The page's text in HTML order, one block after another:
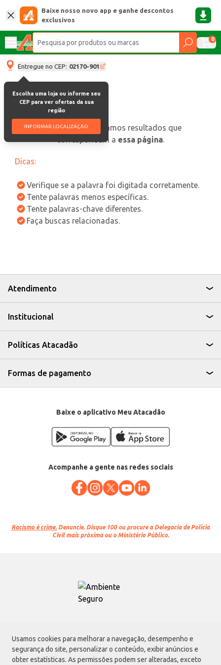
Usamos cookies para melhorar a navegação, desempenho e
segurança do site, personalizar o conteúdo, exibir anúncios e
obter estatísticas. As permissões podem ser alteradas, exceto
Baixe nosso novo app e ganhe descontos
exclusivos
0
Entregue no CEP: 02170-901
Escolha uma loja ou informe seu
CEP para ver ofertas da sua
região
INFORMAR LOCALIZAÇÃO
oops, não encontramos resultados que
correspondam a essa página.
Dicas:
Verifique se a palavra foi digitada corretamente.
Tente palavras menos específicas.
Tente palavras-chave diferentes.
Faça buscas relacionadas.
Atendimento
Institucional
Políticas Atacadão
Formas de pagamento
Baixe o aplicativo Meu Atacadão
Acompanhe a gente nas redes sociais
Racismo é crime. Denuncie. Disque 100 ou procure a Delegacia de Polícia
Civil mais próxima ou o Ministério Público.
Atacadão S.A.
Avenida Morvan Dias de Figueiredo, 6169, Vila Maria, São Paulo - SP | CEP
02170-901 | CNPJ: 75.315.333/0001-09